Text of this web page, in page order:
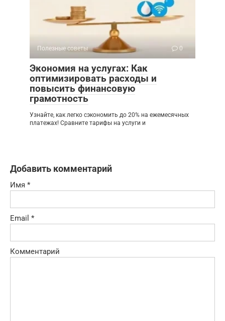
Полезные советы 0
Экономия на услугах: Как
оптимизировать расходы и
повысить финансовую
грамотность
Узнайте, как легко сэкономить до 20% на ежемесячных
платежах! Сравните тарифы на услуги и
Добавить комментарий
Имя *
Email *
Комментарий